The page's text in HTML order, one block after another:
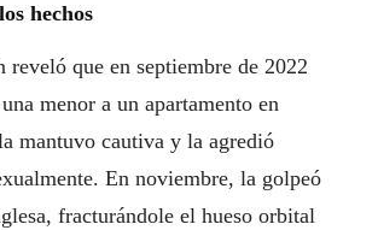
hechos
reveló que en septiembre de 2022
menor a un apartamento en
mantuvo cautiva y la agredió
En noviembre, la golpeó
fracturándole el hueso orbital